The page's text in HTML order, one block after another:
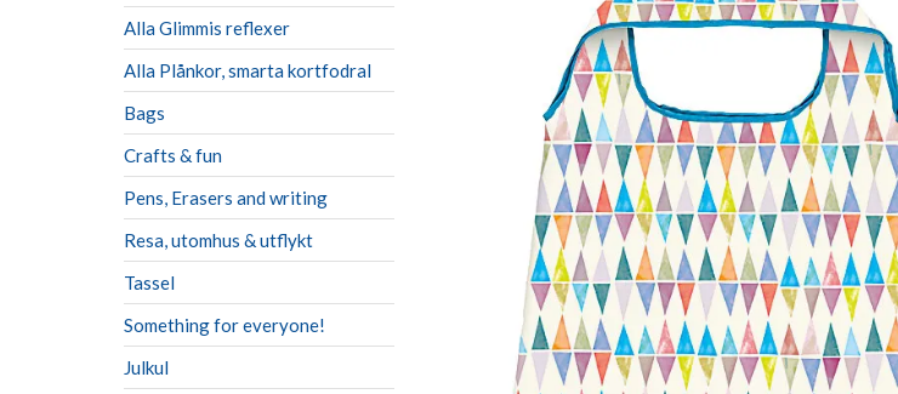
Alla Glimmis reflexer
Alla Plånkor, smarta kortfodral
Bags
Crafts & fun
Pens, Erasers and writing
Resa, utomhus & utflykt
Tassel
Something for everyone!
Julkul